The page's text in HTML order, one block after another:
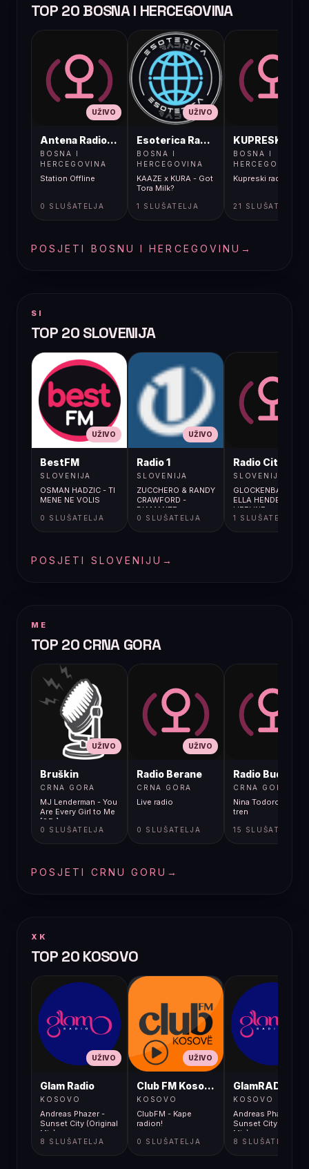
TOP 20 BOSNA I HERCEGOVINA
UŽIVO
Antena Radio, Jelah Tešanj
BOSNA I
HERCEGOVINA
Station Offline
0 SLUŠATELJA
UŽIVO
Esoterica Radio S1
BOSNA I
HERCEGOVINA
KAAZE x KURA - Got
Tora Milk?
1 SLUŠATELJA
BOSNA I
HERCEGOVINA
Kupreski radio
21 SLUŠATELJA
POSJETI BOSNU I HERCEGOVINU →
SI
TOP 20 SLOVENIJA
UŽIVO
BestFM
SLOVENIJA
OSMAN HADZIC - TI
MENE NE VOLIS
0 SLUŠATELJA
UŽIVO
Radio 1
SLOVENIJA
ZUCCHERO & RANDY
CRAWFORD -
DIAMANTE
0 SLUŠATELJA
Radio City
SLOVENIJA
GLOCKENBACH;
ELLA HENDERSON /
LIFELINE
1 SLUŠATELJA
POSJETI SLOVENIJU →
ME
TOP 20 CRNA GORA
UŽIVO
Bruškin
CRNA GORA
MJ Lenderman - You
Are Every Girl to Me
[8Er]
0 SLUŠATELJA
UŽIVO
Radio Berane
CRNA GORA
Live radio
0 SLUŠATELJA
Radio Budva
CRNA GORA
Nina Todorovic -
tren
15 SLUŠATELJA
POSJETI CRNU GORU →
XK
TOP 20 KOSOVO
UŽIVO
Glam Radio
KOSOVO
Andreas Phazer -
Sunset City (Original
Mix)
8 SLUŠATELJA
UŽIVO
Club FM Kosovë
KOSOVO
ClubFM - Kape
radion!
0 SLUŠATELJA
GlamRADIO
KOSOVO
Andreas Phazer -
Sunset City
Mix)
8 SLUŠATELJA